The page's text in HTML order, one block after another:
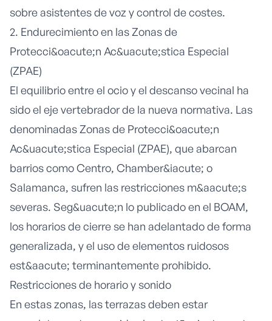
sobre asistentes de voz y control de costes.
2. Endurecimiento en las Zonas de
Protecci&oacute;n Ac&uacute;stica Especial
(ZPAE)
El equilibrio entre el ocio y el descanso vecinal ha
sido el eje vertebrador de la nueva normativa. Las
denominadas Zonas de Protecci&oacute;n
Ac&uacute;stica Especial (ZPAE), que abarcan
barrios como Centro, Chamber&iacute; o
Salamanca, sufren las restricciones m&aacute;s
severas. Seg&uacute;n lo publicado en el BOAM,
los horarios de cierre se han adelantado de forma
generalizada, y el uso de elementos ruidosos
est&aacute; terminantemente prohibido.
Restricciones de horario y sonido
En estas zonas, las terrazas deben estar